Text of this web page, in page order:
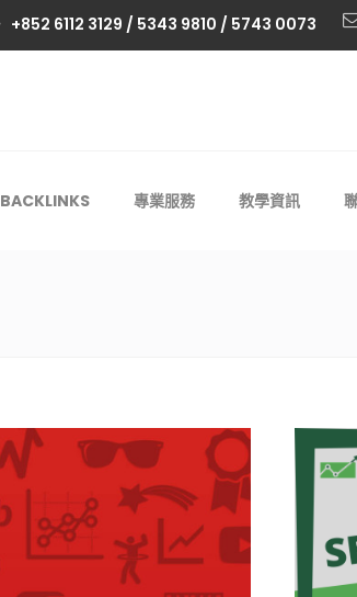
+852 6112 3129 / 5343 9810 / 5743 0073
BACKLINKS 專業服務 教學資訊